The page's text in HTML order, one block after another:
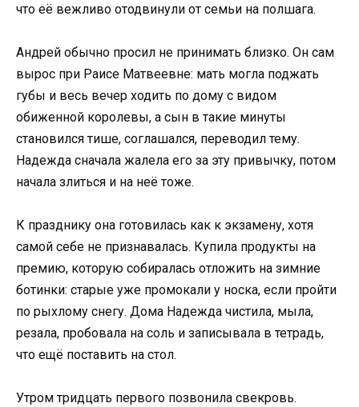
что её вежливо отодвинули от семьи на полшага.
Андрей обычно просил не принимать близко. Он сам
вырос при Раисе Матвеевне: мать могла поджать
губы и весь вечер ходить по дому с видом
обиженной королевы, а сын в такие минуты
становился тише, соглашался, переводил тему.
Надежда сначала жалела его за эту привычку, потом
начала злиться и на неё тоже.
К празднику она готовилась как к экзамену, хотя
самой себе не признавалась. Купила продукты на
премию, которую собиралась отложить на зимние
ботинки: старые уже промокали у носка, если пройти
по рыхлому снегу. Дома Надежда чистила, мыла,
резала, пробовала на соль и записывала в тетрадь,
что ещё поставить на стол.
Утром тридцать первого позвонила свекровь.